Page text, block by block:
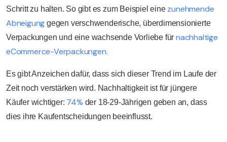
Schritt zu halten. So gibt es zum Beispiel eine zunehmende
Abneigung gegen verschwenderische, überdimensionierte
Verpackungen und eine wachsende Vorliebe für nachhaltige
eCommerce-Verpackungen.
Es gibt Anzeichen dafür, dass sich dieser Trend im Laufe der
Zeit noch verstärken wird. Nachhaltigkeit ist für jüngere
Käufer wichtiger: 74% der 18-29-Jährigen geben an, dass
dies ihre Kaufentscheidungen beeinflusst.